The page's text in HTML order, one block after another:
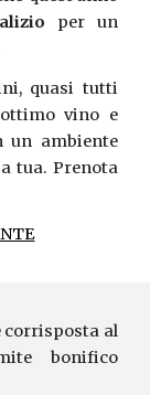
per un
quasi tutti
vino e
un ambiente
tua. Prenota
corrisposta al
bonifico